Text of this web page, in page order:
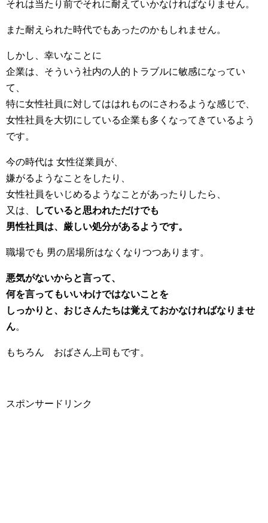
それは当たり前でそれに耐えていかなければなりません。
また耐えられた時代でもあったのかもしれません。
しかし、幸いなことに
企業は、そういう社内の人的トラブルに敏感になってい
て、
特に女性社員に対してははれものにさわるような感じで、
女性社員を大切にしている企業も多くなってきているよう
です。
今の時代は 女性従業員が、
嫌がるようなことをしたり、
女性社員をいじめるようなことがあったりしたら、
又は、
していると思われただけでも
男性社員は、厳しい処分があるようです。
職場でも 男の居場所はなくなりつつあります。
悪気がないからと言って、
何を言ってもいいわけではないことを
しっかりと、おじさんたちは覚えておかなければなりませ
ん。
もちろん おばさん上司もです。
スポンサードリンク